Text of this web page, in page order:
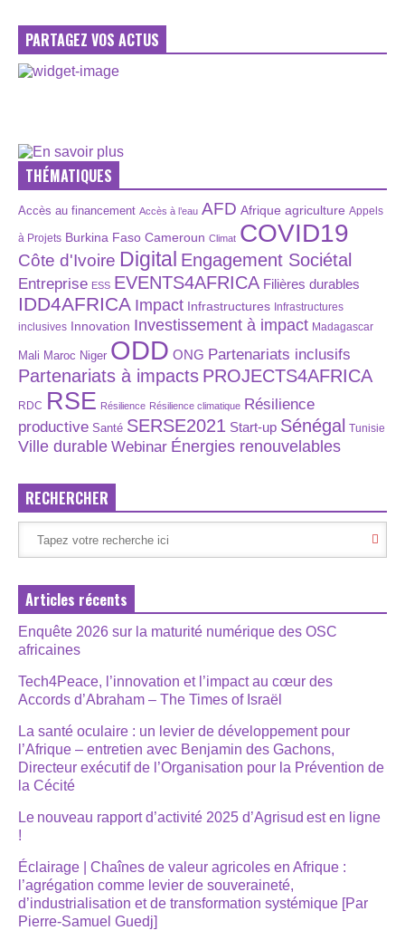
PARTAGEZ VOS ACTUS
THÉMATIQUES
Accès au financement Accès à l’eau AFD Afrique agriculture Appels
à Projets Burkina Faso Cameroun Climat COVID19
Côte d'Ivoire Digital Engagement Sociétal
Entreprise ESS EVENTS4AFRICA Filières durables
IDD4AFRICA Impact Infrastructures Infrastructures
inclusives Innovation Investissement à impact Madagascar
Mali Maroc Niger ODD ONG Partenariats inclusifs
Partenariats à impacts PROJECTS4AFRICA
RDC RSE Résilience Résilience climatique Résilience
productive Santé SERSE2021 Start-up Sénégal Tunisie
Ville durable Webinar Énergies renouvelables
RECHERCHER
Articles récents
Enquête 2026 sur la maturité numérique des OSC
africaines
Tech4Peace, l’innovation et l’impact au cœur des
Accords d’Abraham – The Times of Israël
La santé oculaire : un levier de développement pour
l’Afrique – entretien avec Benjamin des Gachons,
Directeur exécutif de l’Organisation pour la Prévention de
la Cécité
Le nouveau rapport d’activité 2025 d’Agrisud est en ligne
!
Éclairage | Chaînes de valeur agricoles en Afrique :
l’agrégation comme levier de souveraineté,
d’industrialisation et de transformation systémique [Par
Pierre-Samuel Guedj]